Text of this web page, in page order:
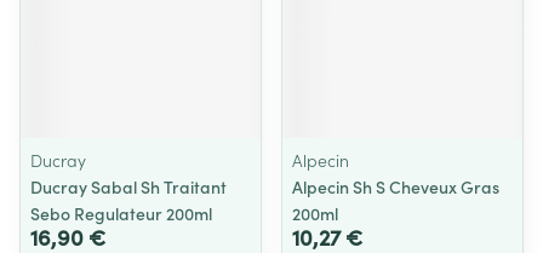
Ducray
Ducray Sabal Sh Traitant
Sebo Regulateur 200ml
16,90 €
Alpecin
Alpecin Sh S Cheveux Gras
200ml
10,27 €